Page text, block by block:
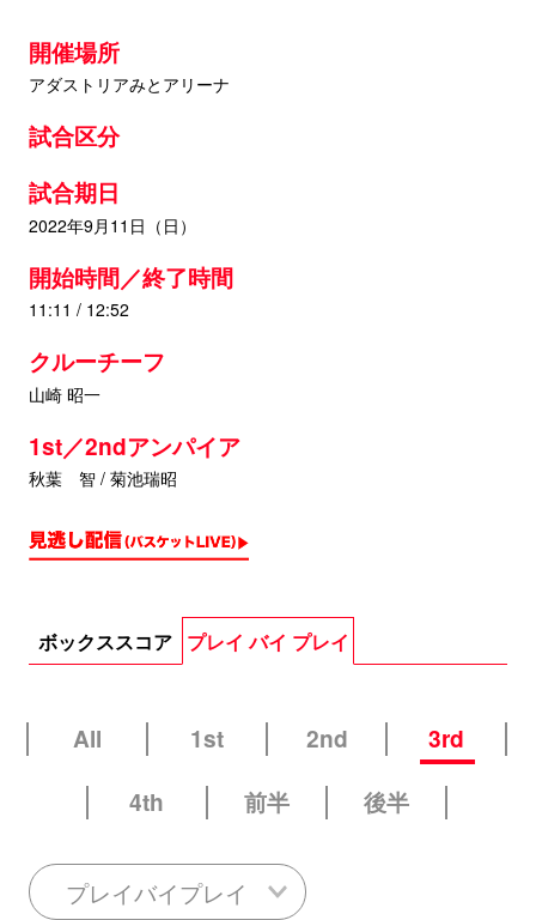
開催場所
アダストリアみとアリーナ
試合区分
試合期日
2022年9月11日（日）
開始時間／終了時間
11:11 / 12:52
クルーチーフ
山崎 昭一
1st／2ndアンパイア
秋葉 智 / 菊池瑞昭
ボックススコア プレイ バイ プレイ
All 1st 2nd
3rd
4th
前半 後半
プレイバイプレイ